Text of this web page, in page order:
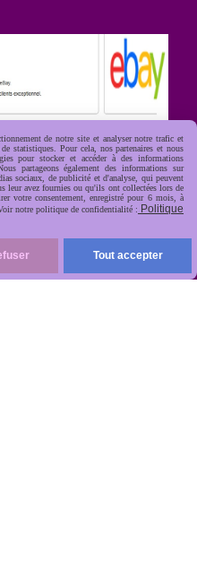
sécurisée
de notre site et analyser notre trafic et
statistiques. Pour cela, nos partenaires et nous
pour stocker et accéder à des informations
partageons également des informations sur
sociaux, de publicité et d'analyse, qui peuvent
leur avez fournies ou qu'ils ont collectées lors de
votre consentement, enregistré pour 6 mois, à
notre politique de confidentialité : Politique
Tout accepter